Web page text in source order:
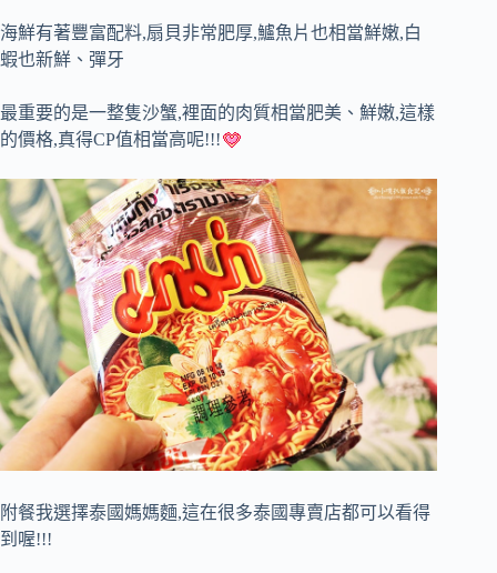
海鮮有著豐富配料,扇貝非常肥厚,鱸魚片也相當鮮嫩,白
蝦也新鮮、彈牙
最重要的是一整隻沙蟹,裡面的肉質相當肥美、鮮嫩,這樣
的價格,真得CP值相當高呢!!!
附餐我選擇泰國媽媽麵,這在很多泰國專賣店都可以看得
到喔!!!